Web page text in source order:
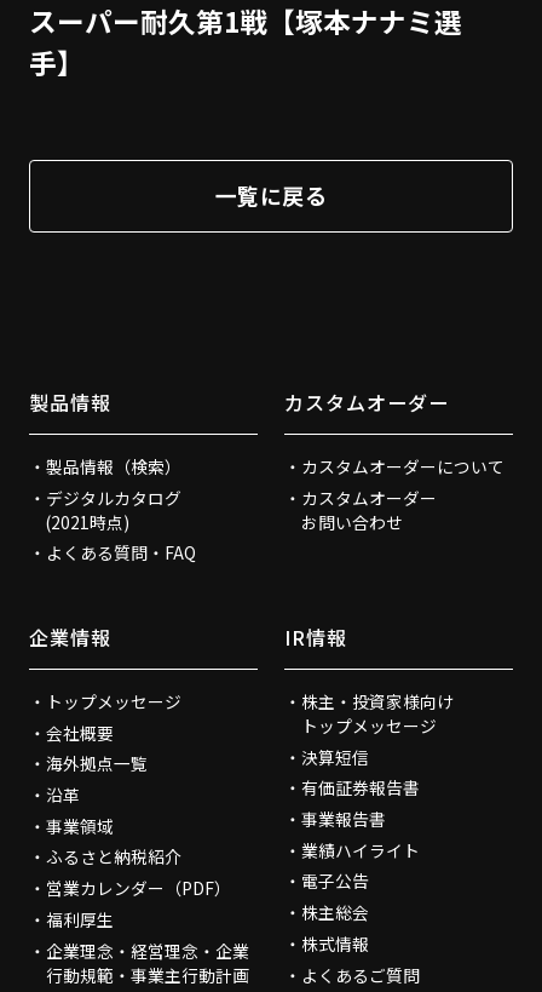
スーパー耐久第1戦【塚本ナナミ選
手】
一覧に戻る
製品情報
製品情報（検索）
デジタルカタログ
(2021時点)
よくある質問・FAQ
カスタムオーダー
カスタムオーダーについて
カスタムオーダー
お問い合わせ
企業情報
トップメッセージ
会社概要
海外拠点一覧
沿革
事業領域
ふるさと納税紹介
営業カレンダー（PDF）
福利厚生
企業理念・経営理念・企業
行動規範・事業主行動計画
IR情報
株主・投資家様向け
トップメッセージ
決算短信
有価証券報告書
事業報告書
業績ハイライト
電子公告
株主総会
株式情報
よくあるご質問